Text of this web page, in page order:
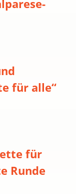
für alle“
für
Runde